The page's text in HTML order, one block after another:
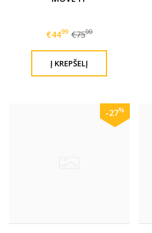
€4499 €7500
-27%